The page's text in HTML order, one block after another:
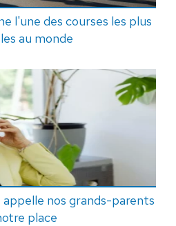
l'une des courses les plus
au monde
appelle nos grands-parents
place